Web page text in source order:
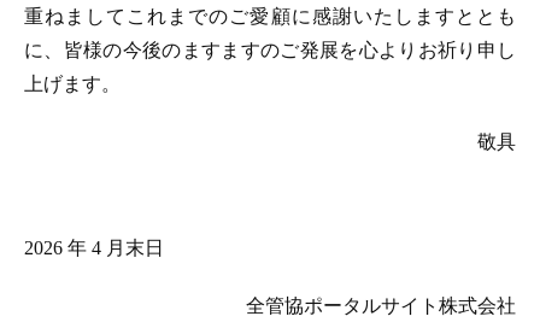
重ねましてこれまでのご愛顧に感謝いたしますととも
に、皆様の今後のますますのご発展を心よりお祈り申し
上げます。
敬具
2026 年 4 月末日
全管協ポータルサイト株式会社